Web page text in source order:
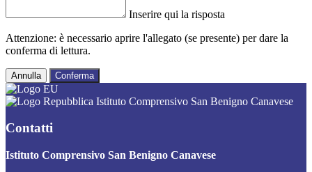
Inserire qui la risposta
Attenzione: è necessario aprire l'allegato (se presente) per dare la
conferma di lettura.
Annulla Conferma
Istituto Comprensivo San Benigno Canavese
Contatti
Istituto Comprensivo San Benigno Canavese